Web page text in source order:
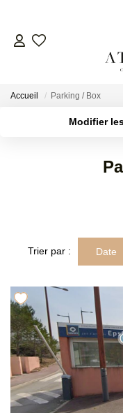
Accueil Parking / Box
Modifier
Créer une alerte
Trier par : Date